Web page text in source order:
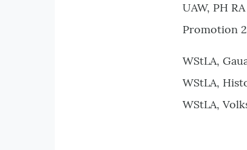
UAW, PH
Promotion
WStLA,
WStLA,
WStLA,